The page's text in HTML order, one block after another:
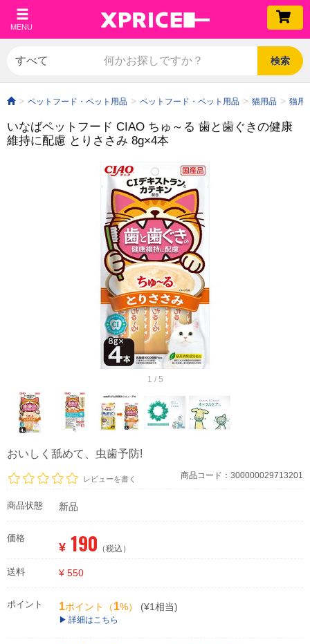
MENU
検索
ペットフード・ペット用品 ペットフード・ペット用品 猫用品 猫用
いなばペットフード CIAO ちゅ～る 歯と歯ぐきの健康
維持に配慮 とりささみ 8g×4本
1 / 5
おいしく舐めて、虫歯予防!
レビューを書く 商品コード：300000029713201
商品状態 新品
価格
¥ 190 （税込）
送料 ¥ 550
ポイント 1ポイント（1%） (¥1相当)
詳細はこちら